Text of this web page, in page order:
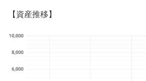
【資産推移】